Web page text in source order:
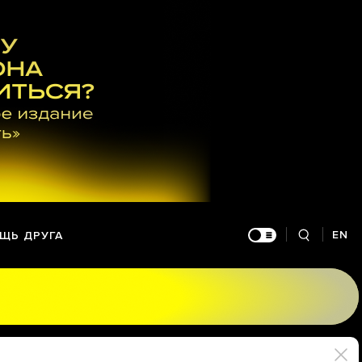
ДРУГА EN